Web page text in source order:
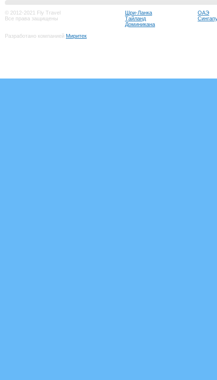
© 2012-2021 Fly Travel
Все права защищены
Разработано компанией Миритек
Шри-Ланка
Тайланд
Доминикана
ОАЭ